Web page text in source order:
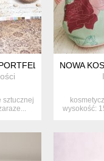
/ ORGANIZER
sztucznej
NOWA
wysokość: